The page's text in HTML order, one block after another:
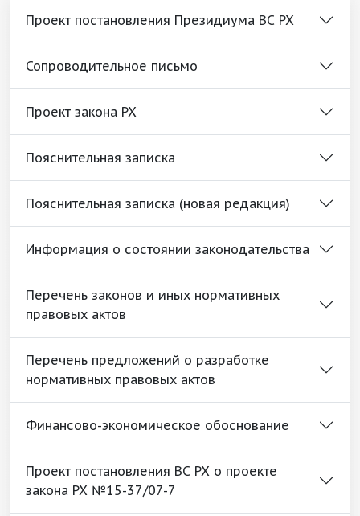
Проект постановления Президиума ВС РХ
Сопроводительное письмо
Проект закона РХ
Пояснительная записка
Пояснительная записка (новая редакция)
Информация о состоянии законодательства
Перечень законов и иных нормативных
правовых актов
Перечень предложений о разработке
нормативных правовых актов
Финансово-экономическое обоснование
Проект постановления ВС РХ о проекте
закона РХ №15-37/07-7